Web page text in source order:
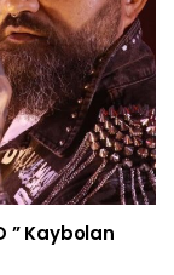
” Kaybolan